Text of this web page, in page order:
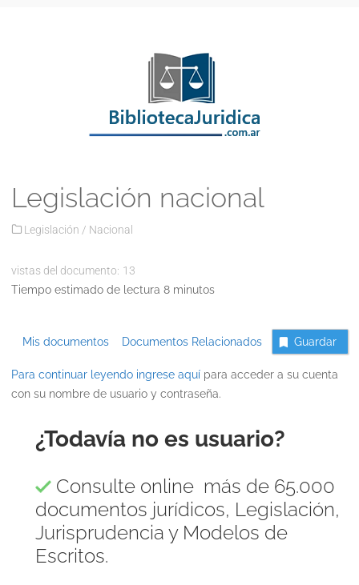
Legislación nacional
Legislación / Nacional
vistas del documento: 13
Tiempo estimado de lectura 8 minutos
Mis documentos Documentos Relacionados Guardar
Para continuar leyendo ingrese aquípara acceder a su cuenta
con su nombre de usuario y contraseña.
¿Todavía no es usuario?
Consulte online más de 65.000
documentos jurídicos, Legislación,
Jurisprudencia y Modelos de
Escritos.